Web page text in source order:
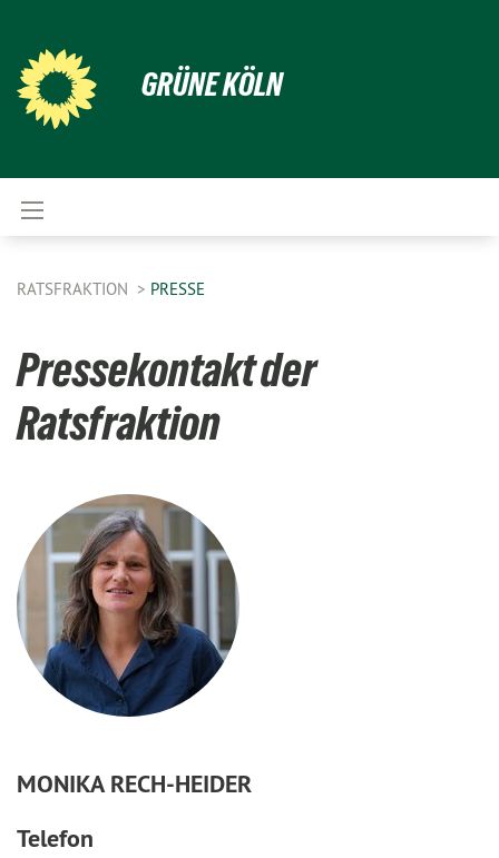
GRÜNE KÖLN
RATSFRAKTION PRESSE
Pressekontakt der
Ratsfraktion
MONIKA RECH-HEIDER
Telefon